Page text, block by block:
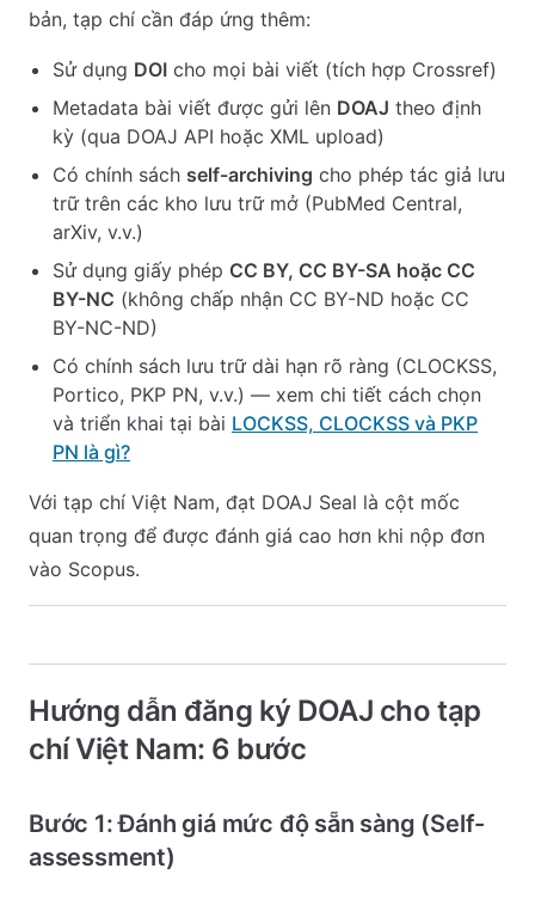
bản, tạp chí cần đáp ứng thêm:
Sử dụng DOI cho mọi bài viết (tích hợp Crossref)
Metadata bài viết được gửi lên DOAJ theo định
kỳ (qua DOAJ API hoặc XML upload)
Có chính sách self-archiving cho phép tác giả lưu
trữ trên các kho lưu trữ mở (PubMed Central,
arXiv, v.v.)
Sử dụng giấy phép CC BY, CC BY-SA hoặc CC
BY-NC (không chấp nhận CC BY-ND hoặc CC
BY-NC-ND)
Có chính sách lưu trữ dài hạn rõ ràng (CLOCKSS,
Portico, PKP PN, v.v.) — xem chi tiết cách chọn
và triển khai tại bài LOCKSS, CLOCKSS và PKP
PN là gì?
Với tạp chí Việt Nam, đạt DOAJ Seal là cột mốc
quan trọng để được đánh giá cao hơn khi nộp đơn
vào Scopus.
Hướng dẫn đăng ký DOAJ cho tạp
chí Việt Nam: 6 bước
Bước 1: Đánh giá mức độ sẵn sàng (Self-
assessment)